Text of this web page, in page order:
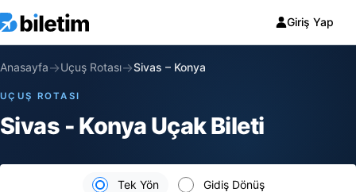
Giriş Yap
Anasayfa→Uçuş Rotası→Sivas – Konya
UÇUŞ ROTASI
Sivas - Konya Uçak Bileti
Tek Yön Gidiş Dönüş